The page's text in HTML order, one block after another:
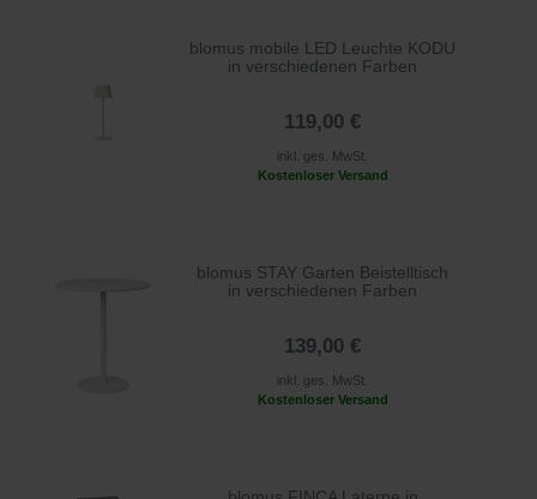
blomus mobile LED Leuchte KODU
in verschiedenen Farben
119,00 €
inkl. ges. MwSt.
Kostenloser Versand
blomus STAY Garten Beistelltisch
in verschiedenen Farben
139,00 €
inkl. ges. MwSt.
Kostenloser Versand